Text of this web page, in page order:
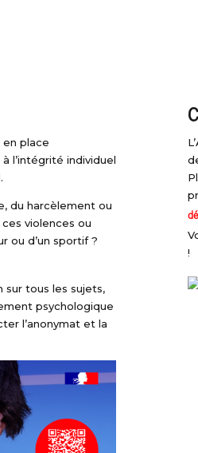
place
l’intégrité individuel
du harcèlement ou
violences ou
ou d’un sportif ?
sur tous les sujets,
psychologique
l’anonymat et la
!